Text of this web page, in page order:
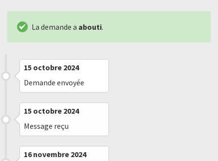
La demande a abouti.
15 octobre 2024
Demande envoyée
15 octobre 2024
Message reçu
16 novembre 2024